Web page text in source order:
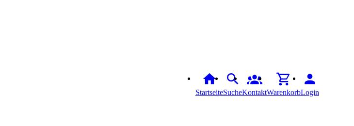
StartseiteSucheKontaktWarenkorbLogin